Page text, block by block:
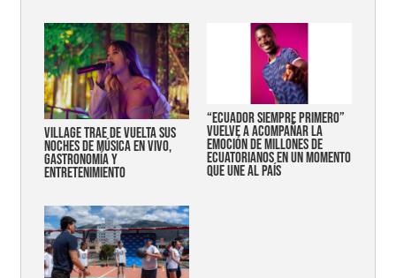
Village trae de vuelta sus
noches de música en vivo,
gastronomía y
entretenimiento
“Ecuador siempre primero”
vuelve a acompañar la
emoción de millones de
ecuatorianos en un momento
que une al país